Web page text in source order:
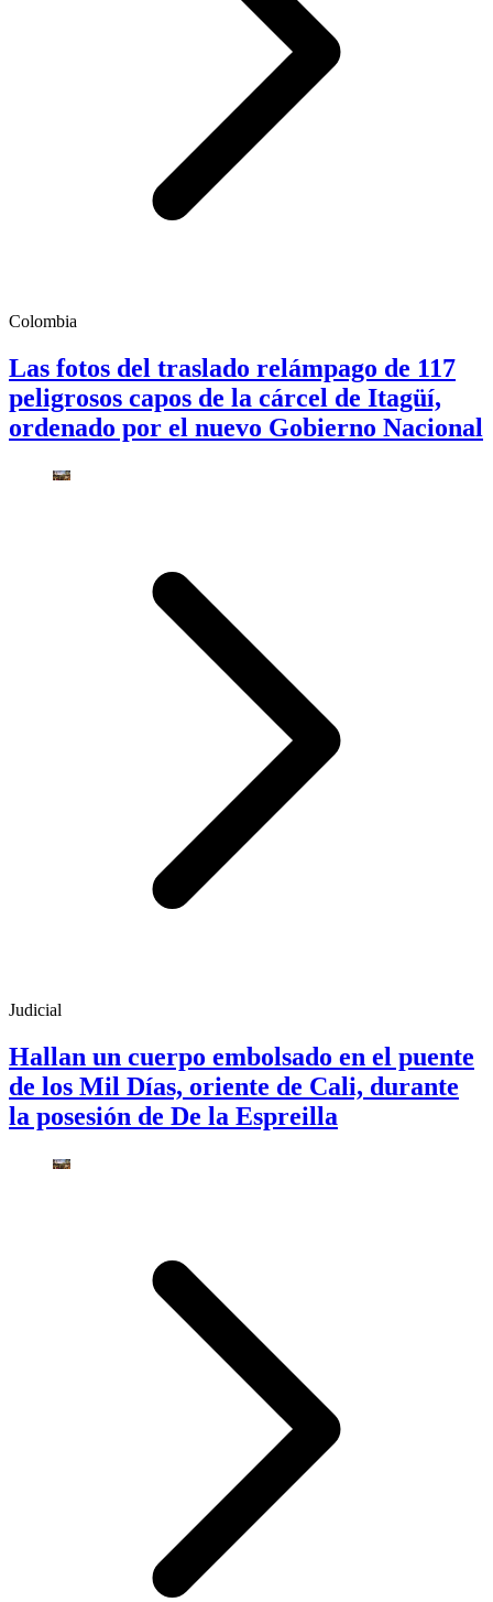
Colombia
Las fotos del traslado relámpago de 117
peligrosos capos de la cárcel de Itagüí,
ordenado por el nuevo Gobierno Nacional
Judicial
Hallan un cuerpo embolsado en el puente
de los Mil Días, oriente de Cali, durante
la posesión de De la Espreilla